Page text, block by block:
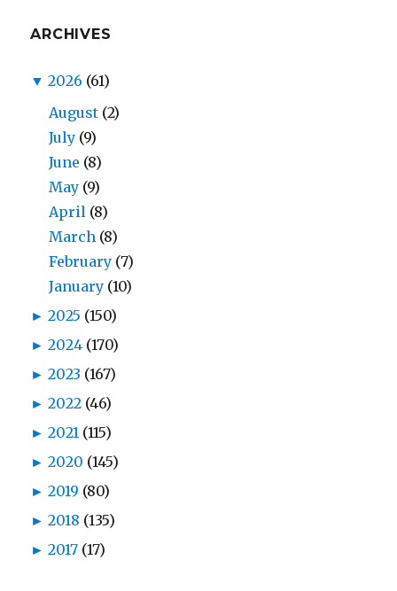
ARCHIVES
▼ 2026 (61)
August (2)
July (9)
June (8)
May (9)
April (8)
March (8)
February (7)
January (10)
► 2025 (150)
► 2024 (170)
► 2023 (167)
► 2022 (46)
► 2021 (115)
► 2020 (145)
► 2019 (80)
► 2018 (135)
► 2017 (17)